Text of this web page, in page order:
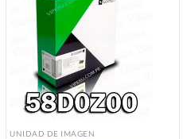
UNIDAD DE IMAGEN